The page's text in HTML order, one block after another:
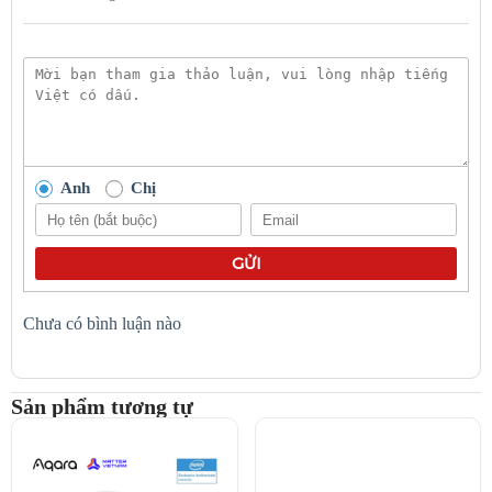
sẽ kích hoạt âm báo và gửi thông báo cảnh báo đến điện thoại để
người dùng xử lý kịp thời. Nhờ đó, nguồn nước được bảo vệ và sử
dụng tiết kiệm hiệu quả.
Cảm biến rò rỉ nước Aqara cảnh báo
Anh Chị
GỬI
Chưa có bình luận nào
Sản phẩm tương tự